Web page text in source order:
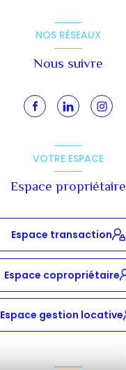
NOS RÉSEAUX
Nous suivre
VOTRE ESPACE
Espace propriétaire
Espace transaction
Espace copropriétaire
Espace gestion locative